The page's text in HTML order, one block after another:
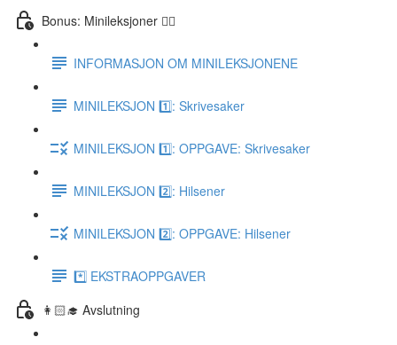
Bonus: Minileksjoner 👌🏻
INFORMASJON OM MINILEKSJONENE
MINILEKSJON 1️⃣: Skrivesaker
MINILEKSJON 1️⃣: OPPGAVE: Skrivesaker
MINILEKSJON 2️⃣: Hilsener
MINILEKSJON 2️⃣: OPPGAVE: Hilsener
*️⃣ EKSTRAOPPGAVER
👩🏻‍🎓 Avslutning